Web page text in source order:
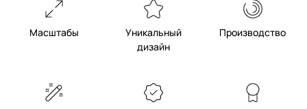
Масштабы
Уникальный
дизайн
Производство